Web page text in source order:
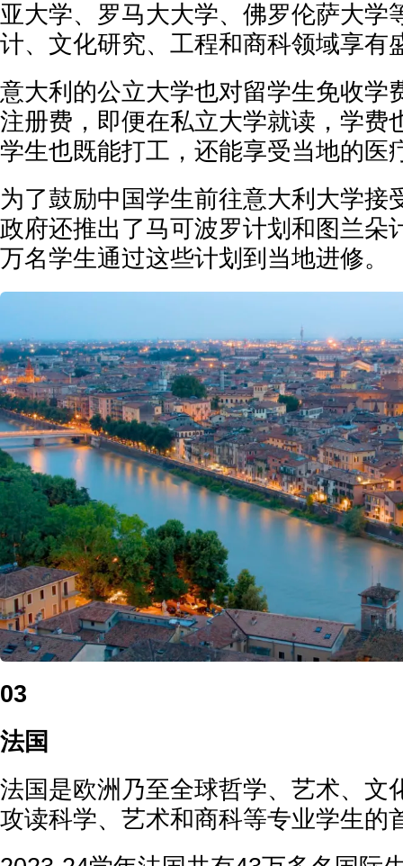
亚大学、罗马大大学、佛罗伦萨大学
计、文化研究、工程和商科领域享有
意大利的公立大学也对留学生免收学
注册费，即便在私立大学就读，学费
学生也既能打工，还能享受当地的医
为了鼓励中国学生前往意大利大学接
政府还推出了马可波罗计划和图兰朵
万名学生通过这些计划到当地进修。
03
法国
法国是欧洲乃至全球哲学、艺术、文
攻读科学、艺术和商科等专业学生的